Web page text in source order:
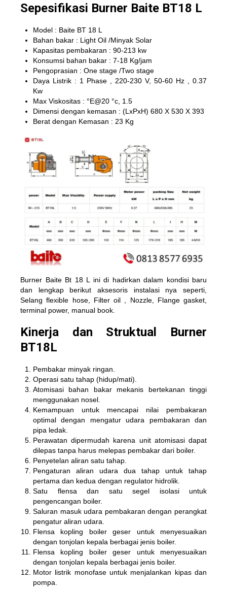
Sepesifikasi Burner Baite BT18 L
Model : Baite BT 18 L
Bahan bakar : Light Oil /Minyak Solar
Kapasitas pembakaran : 90-213 kw
Konsumsi bahan bakar : 7-18 Kg/jam
Pengoprasian : One stage /Two stage
Daya Listrik : 1 Phase , 220-230 V, 50-60 Hz , 0.37
Kw
Max Viskositas : °E@20 °c, 1.5
Dimensi dengan kemasan : (LxPxH) 680 X 530 X 393
Berat dengan Kemasan : 23 Kg
Burner Baite Bt 18 L ini di hadirkan dalam kondisi baru
dan lengkap berikut aksesoris instalasi nya seperti,
Selang flexible hose, Filter oil , Nozzle, Flange gasket,
terminal power, manual book.
Kinerja dan Struktual Burner
BT18L
Pembakar minyak ringan.
Operasi satu tahap (hidup/mati).
Atomisasi bahan bakar mekanis bertekanan tinggi
menggunakan nosel.
Kemampuan untuk mencapai nilai pembakaran
optimal dengan mengatur udara pembakaran dan
pipa ledak.
Perawatan dipermudah karena unit atomisasi dapat
dilepas tanpa harus melepas pembakar dari boiler.
Penyetelan aliran satu tahap.
Pengaturan aliran udara dua tahap untuk tahap
pertama dan kedua dengan regulator hidrolik.
Satu flensa dan satu segel isolasi untuk
pengencangan boiler.
Saluran masuk udara pembakaran dengan perangkat
pengatur aliran udara.
Flensa kopling boiler geser untuk menyesuaikan
dengan tonjolan kepala berbagai jenis boiler.
Flensa kopling boiler geser untuk menyesuaikan
dengan tonjolan kepala berbagai jenis boiler.
Motor listrik monofase untuk menjalankan kipas dan
pompa.